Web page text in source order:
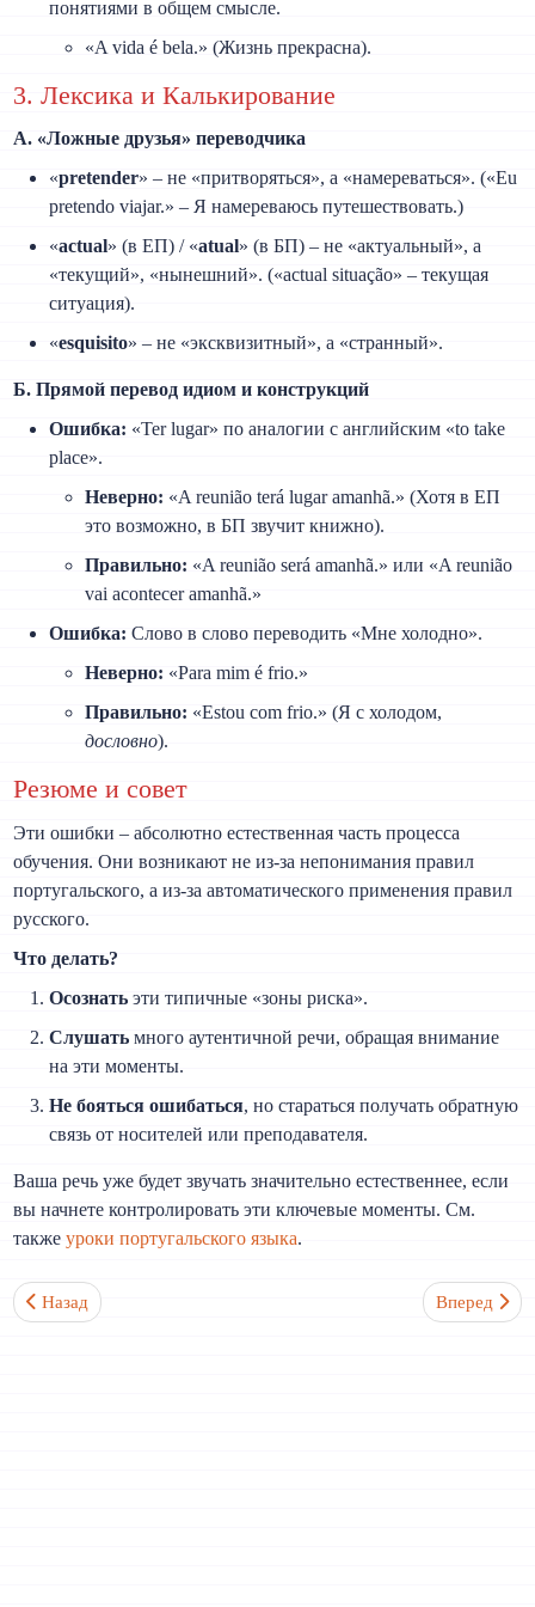
понятиями в общем смысле.
«A vida é bela.» (Жизнь прекрасна).
3. Лексика и Калькирование
А. «Ложные друзья» переводчика
«pretender» – не «притворяться», а «намереваться». («Eu
pretendo viajar.» – Я намереваюсь путешествовать.)
«actual» (в ЕП) / «atual» (в БП) – не «актуальный», а
«текущий», «нынешний». («actual situação» – текущая
ситуация).
«esquisito» – не «эксквизитный», а «странный».
Б. Прямой перевод идиом и конструкций
Ошибка: «Ter lugar» по аналогии с английским «to take
place».
Неверно: «A reunião terá lugar amanhã.» (Хотя в ЕП
это возможно, в БП звучит книжно).
Правильно: «A reunião será amanhã.» или «A reunião
vai acontecer amanhã.»
Ошибка: Слово в слово переводить «Мне холодно».
Неверно: «Para mim é frio.»
Правильно: «Estou com frio.» (Я с холодом,
дословно).
Резюме и совет
Эти ошибки – абсолютно естественная часть процесса
обучения. Они возникают не из-за непонимания правил
португальского, а из-за автоматического применения правил
русского.
Что делать?
Осознать эти типичные «зоны риска».
Слушать много аутентичной речи, обращая внимание
на эти моменты.
Не бояться ошибаться, но стараться получать обратную
связь от носителей или преподавателя.
Ваша речь уже будет звучать значительно естественнее, если
вы начнете контролировать эти ключевые моменты. См.
такжеуроки португальского языка.
Предыдущий: Чем отличается бразильский португальский от
Назад Следующий:
Вперед